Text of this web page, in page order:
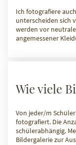
Ich fotografiere
unterscheiden sich
werden vor
angemessener
Wie viele
Von jeder/m
fotografiert. Die
schülerabhängig.
Bildergalerie zur